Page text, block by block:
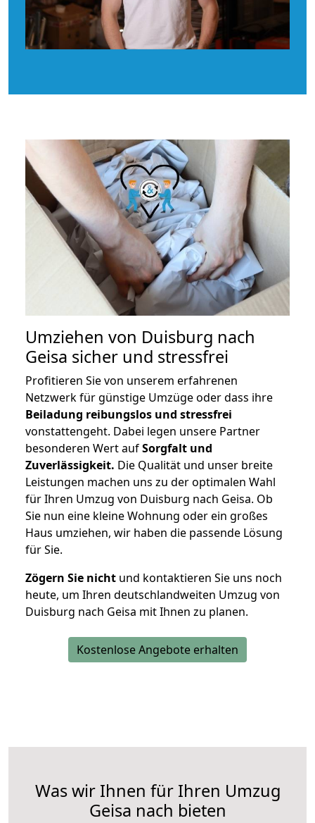
Umziehen von Duisburg nach
Geisa sicher und stressfrei
Profitieren Sie von unserem erfahrenen
Netzwerk für günstige Umzüge oder dass ihre
Beiladung reibungslos und stressfrei
vonstattengeht. Dabei legen unsere Partner
besonderen Wert aufSorgfalt und
Zuverlässigkeit. Die Qualität und unser breite
Leistungen machen uns zu der optimalen Wahl
für Ihren Umzug von Duisburg nach Geisa. Ob
Sie nun eine kleine Wohnung oder ein großes
Haus umziehen, wir haben die passende Lösung
für Sie.
Zögern Sie nicht und kontaktieren Sie uns noch
heute, um Ihren deutschlandweiten Umzug von
Duisburg nach Geisa mit Ihnen zu planen.
Kostenlose Angebote erhalten
Was wir Ihnen für Ihren Umzug
Geisa nach bieten